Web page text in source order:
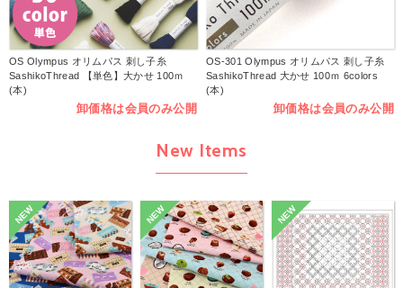
OS Olympus オリムパス 刺し子糸
SashikoThread 【単色】大かせ 100ｍ
(本)
卸価格は会員のみ公開
OS-301 Olympus オリムパス 刺し子糸
SashikoThread 大かせ 100ｍ 6colors
(本)
卸価格は会員のみ公開
New Items
NEW NEW NEW